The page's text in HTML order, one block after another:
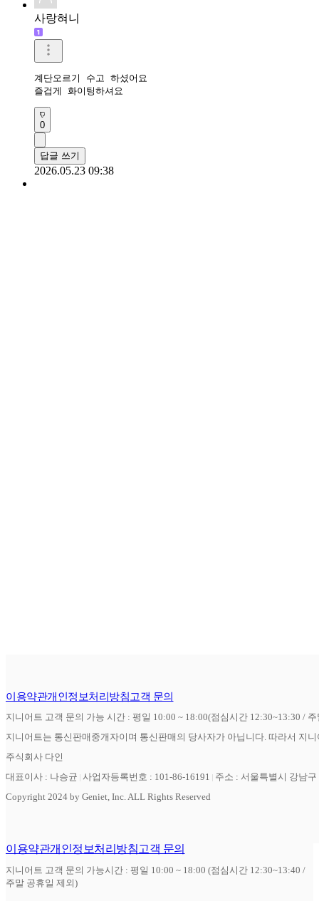
사랑혀니
계단오르기 수고 하셨어요
즐겁게 화이팅하셔요
0
답글 쓰기
2026.05.23 09:38
이용약관개인정보처리방침고객 문의
지니어트 고객 문의 가능 시간 : 평일 10:00 ~ 18:00(점심시간 12:30~13:30 /
지니어트는 통신판매중개자이며 통신판매의 당사자가 아닙니다. 따라서 지
주식회사 다인
대표이사 : 나승균 사업자등록번호 : 101-86-16191
주소 : 서울특별시 강남
Copyright 2024 by Geniet, Inc. ALL Rights Reserved
이용약관개인정보처리방침고객 문의
지니어트 고객 문의 가능시간 : 평일 10:00 ~ 18:00 (점심시간 12:30~13:40 /
주말 공휴일 제외)